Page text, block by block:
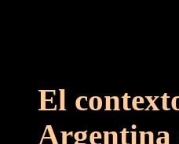
El
Argentina